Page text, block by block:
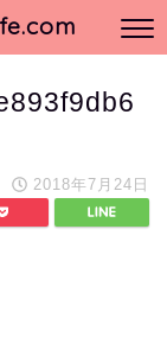
2018年7月24日